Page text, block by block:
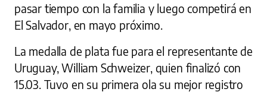
pasar tiempo con la familia y luego competirá en
El Salvador, en mayo próximo.
La medalla de plata fue para el representante de
Uruguay, William Schweizer, quien finalizó con
15.03. Tuvo en su primera ola su mejor registro